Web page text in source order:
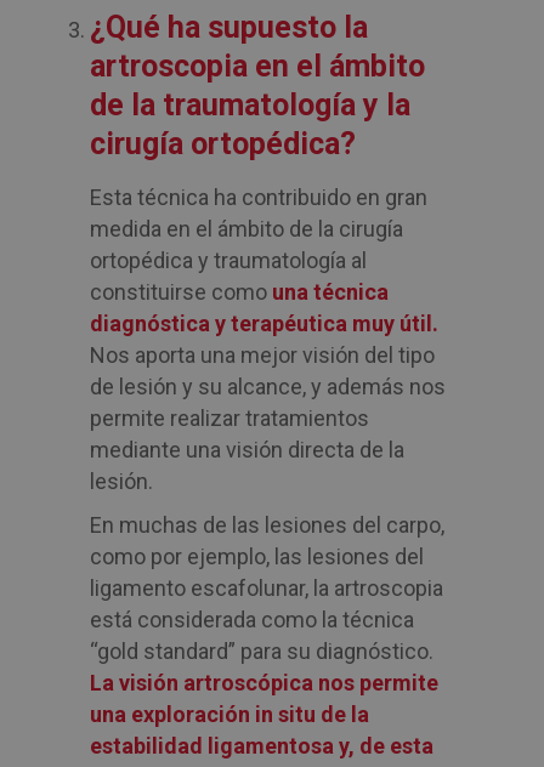
¿Qué ha supuesto la
artroscopia en el ámbito
de la traumatología y la
cirugía ortopédica?
Esta técnica ha contribuido en gran
medida en el ámbito de la cirugía
ortopédica y traumatología al
constituirse como una técnica
diagnóstica y terapéutica muy útil.
Nos aporta una mejor visión del tipo
de lesión y su alcance, y además nos
permite realizar tratamientos
mediante una visión directa de la
lesión.
En muchas de las lesiones del carpo,
como por ejemplo, las lesiones del
ligamento escafolunar, la artroscopia
está considerada como la técnica
“gold standard” para su diagnóstico.
La visión artroscópica nos permite
una exploración in situ de la
estabilidad ligamentosa y, de esta